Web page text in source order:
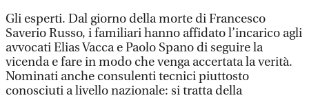
Gli esperti. Dal giorno della morte di Francesco
Saverio Russo, i familiari hanno affidato l’incarico agli
avvocati Elias Vacca e Paolo Spano di seguire la
vicenda e fare in modo che venga accertata la verità.
Nominati anche consulenti tecnici piuttosto
conosciuti a livello nazionale: si tratta della